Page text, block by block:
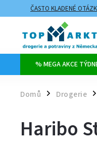
ČASTO KLADENÉ
ZPŮSOBY DOPRAVY A
% MEGA AKCE
Domů / Drogerie /
Haribo